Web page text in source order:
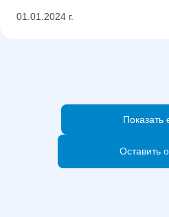
01.01.2024 г.
Показать
Оставить